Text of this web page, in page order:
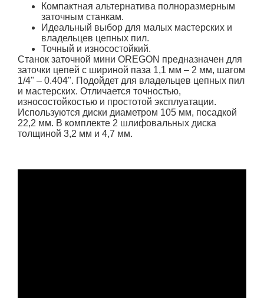
Компактная альтернатива полноразмерным
заточным станкам.
Идеальный выбор для малых мастерских и
владельцев цепных пил.
Точный и износостойкий.
Станок заточной мини OREGON предназначен для
заточки цепей с шириной паза 1,1 мм – 2 мм, шагом
1/4" – 0.404". Подойдет для владельцев цепных пил
и мастерских. Отличается точностью,
износостойкостью и простотой эксплуатации.
Используются диски диаметром 105 мм, посадкой
22,2 мм. В комплекте 2 шлифовальных диска
толщиной 3,2 мм и 4,7 мм.